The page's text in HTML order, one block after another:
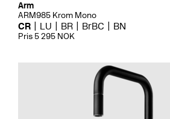
Arm
ARM985 Krom Mono
CR LU BR BrBC BN
Pris 5 295 NOK